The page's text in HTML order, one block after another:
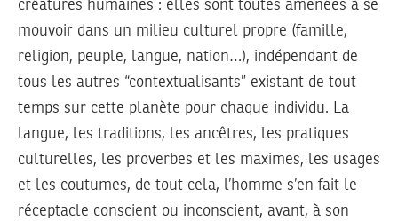
créatures humaines : elles sont toutes amenées à se
mouvoir dans un milieu culturel propre (famille,
religion, peuple, langue, nation…), indépendant de
tous les autres “contextualisants” existant de tout
temps sur cette planète pour chaque individu. La
langue, les traditions, les ancêtres, les pratiques
culturelles, les proverbes et les maximes, les usages
et les coutumes, de tout cela, l’homme s’en fait le
réceptacle conscient ou inconscient, avant, à son